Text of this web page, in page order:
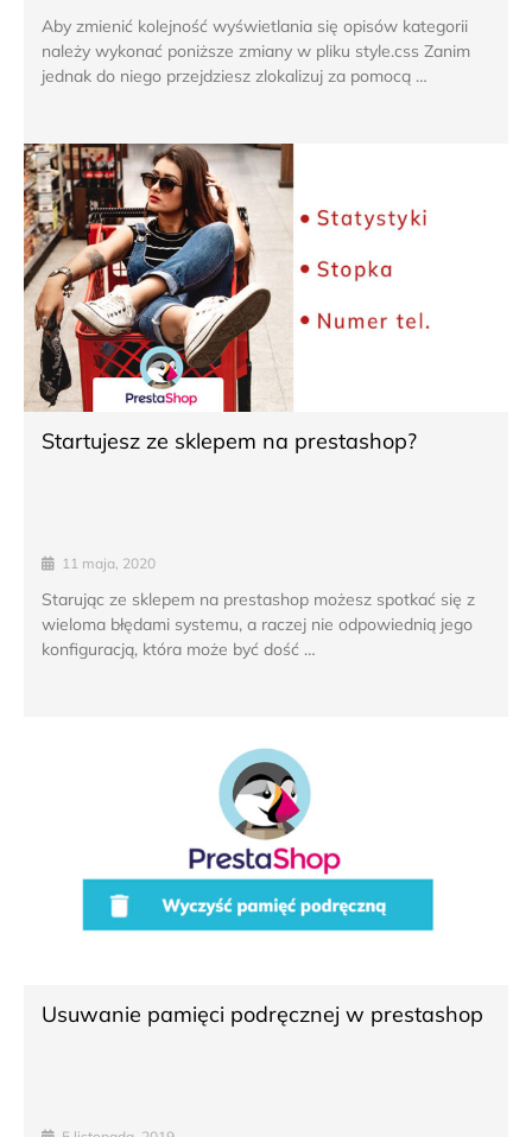
Aby zmienić kolejność wyświetlania się opisów kategorii
należy wykonać poniższe zmiany w pliku style.css Zanim
jednak do niego przejdziesz zlokalizuj za pomocą …
Startujesz ze sklepem na prestashop?
11 maja, 2020
Starując ze sklepem na prestashop możesz spotkać się z
wieloma błędami systemu, a raczej nie odpowiednią jego
konfiguracją, która może być dość …
Usuwanie pamięci podręcznej w prestashop